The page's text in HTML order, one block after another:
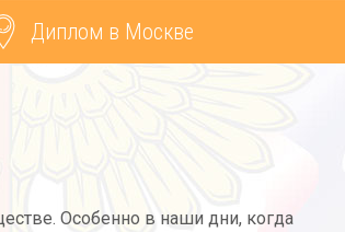
Диплом в Москве
Особенно в наши дни, когда